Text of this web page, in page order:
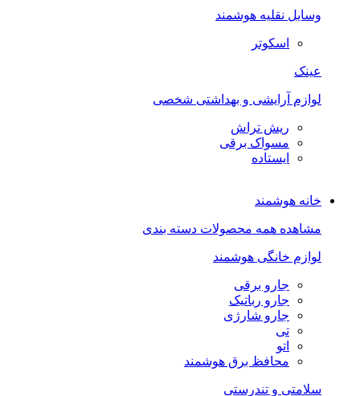
وسایل نقلیه هوشمند
اسکوتر
عینک
لوازم آرایشی و بهداشتی شخصی
ریش تراش
مسواک برقی
ایستاده
خانه هوشمند
مشاهده همه محصولات دسته بندی
لوازم خانگی هوشمند
جارو برقی
جارو رباتیک
جارو شارژی
تی
اتو
محافظ برق هوشمند
سلامتی و تندرستی